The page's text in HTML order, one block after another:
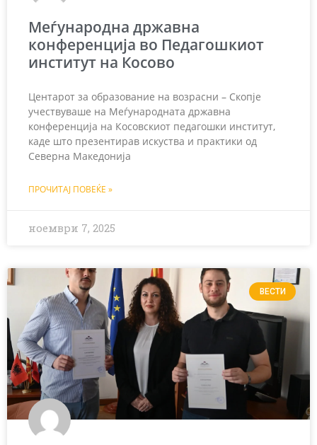
Меѓународна државна
конференција во Педагошкиот
институт на Косово
Центарот за образование на возрасни – Скопје
учествуваше на Меѓународната државна
конференција на Косовскиот педагошки институт,
каде што презентирав искуства и практики од
Северна Македонија
ПРОЧИТАЈ ПОВЕЌЕ »
ноември 7, 2025
ВЕСТИ